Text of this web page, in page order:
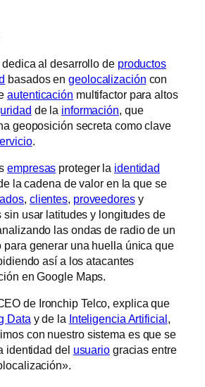
al desarrollo de productos
basados engeolocalización con
autenticación multifactor para altos
de la información, que
geoposición secreta como clave
.
empresas proteger la identidad
la cadena de valor en la que se
, clientes, proveedoresy
sin usar latitudes y longitudes de
las ondas de radio de un
para generar una huella única que
así a los atacantes
en Google Maps.
de Ironchip Telco, explica que
Data y de la Inteligencia Artificial ,
con nuestro sistema es que se
identidad del usuariogracias entre